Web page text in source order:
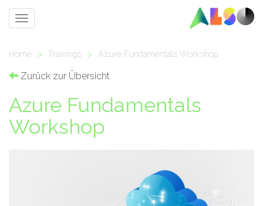
Toggle
Home > Trainings > Azure Fundamentals Workshop
Zurück zur Übersicht
Azure Fundamentals
Workshop